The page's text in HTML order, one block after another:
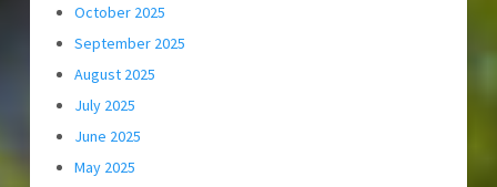
October 2025
September 2025
August 2025
July 2025
June 2025
May 2025